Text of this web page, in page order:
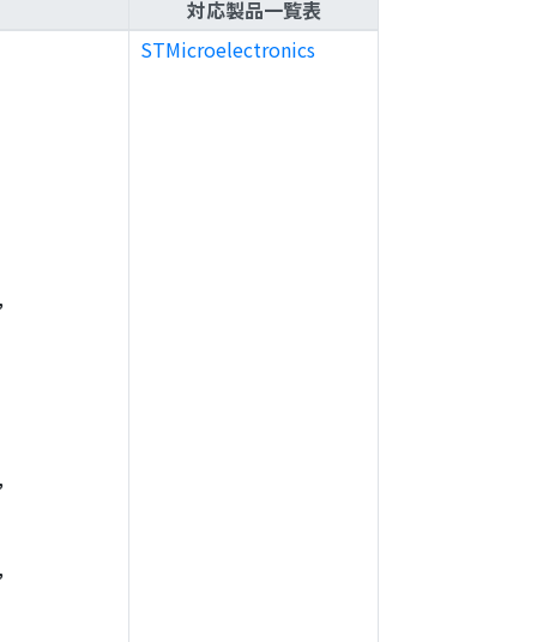
対応製品一覧表
STMicroelectronics